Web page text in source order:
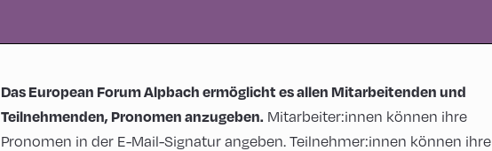
Das European Forum Alpbach ermöglicht es allen Mitarbeitenden und
Teilnehmenden, Pronomen anzugeben. Mitarbeiter:innen können ihre
Pronomen in der E-Mail-Signatur angeben. Teilnehmer:innen können ihre